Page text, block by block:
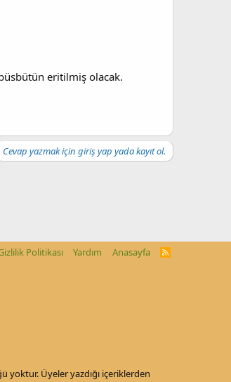
eritilmiş olacak.
Cevap yazmak için giriş yap yada kayıt ol.
Politikası Yardım Anasayfa
R
yoktur. Üyeler yazdığı içeriklerden